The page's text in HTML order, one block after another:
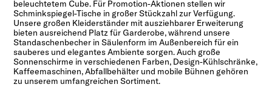
beleuchtetem Cube. Für Promotion-Aktionen stellen wir
Schminkspiegel-Tische in großer Stückzahl zur Verfügung.
Unsere großen Kleiderständer mit ausziehbarer Erweiterung
bieten ausreichend Platz für Garderobe, während unsere
Standaschenbecher in Säulenform im Außenbereich für ein
sauberes und elegantes Ambiente sorgen. Auch große
Sonnenschirme in verschiedenen Farben, Design-Kühlschränke,
Kaffeemaschinen, Abfallbehälter und mobile Bühnen gehören
zu unserem umfangreichen Sortiment.